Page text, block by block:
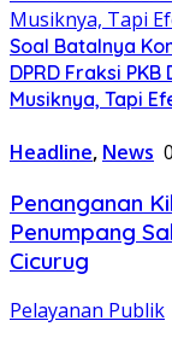
Soal Batalnya
DPRD Fraksi
Musiknya, Tapi
Headline, News
Penanganan
Penumpang
Cicurug
Pelayanan Publik